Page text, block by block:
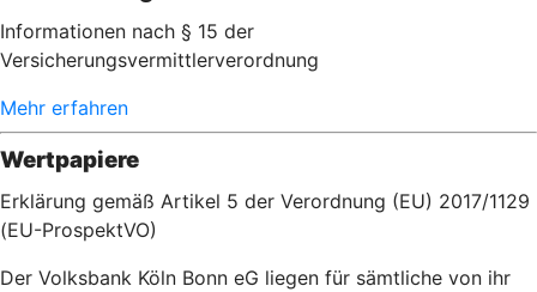
Informationen nach § 15 der
Versicherungsvermittlerverordnung
Mehr erfahren
Wertpapiere
Erklärung gemäß Artikel 5 der Verordnung (EU) 2017/1129
(EU-ProspektVO)
Der Volksbank Köln Bonn eG liegen für sämtliche von ihr